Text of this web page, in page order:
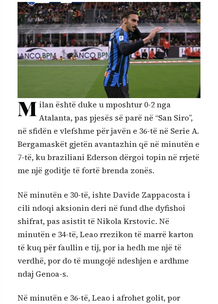
M ilan është duke u mposhtur 0-2 nga
Atalanta, pas pjesës së parë në “San Siro”,
në sfidën e vlefshme për javën e 36-të në Serie A.
Bergamaskët gjetën avantazhin që në minutën e
7-të, ku braziliani Ederson dërgoi topin në rrjetë
me një goditje të fortë brenda zonës.
Në minutën e 30-të, ishte Davide Zappacosta i
cili ndoqi aksionin deri në fund dhe dyfishoi
shifrat, pas asistit të Nikola Krstovic. Në
minutën e 34-të, Leao rrezikon të marrë karton
të kuq për faullin e tij, por ia hedh me një të
verdhë, por do të mungojë ndeshjen e ardhme
ndaj Genoa-s.
Në minutën e 36-të, Leao i afrohet golit, por